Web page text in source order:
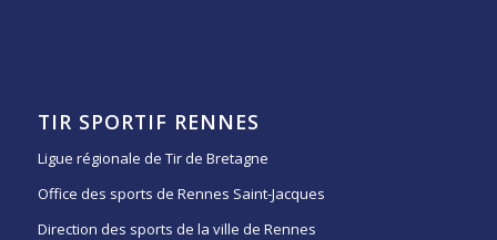
TIR SPORTIF RENNES
Ligue régionale de Tir de Bretagne
Office des sports de Rennes Saint-Jacques
Direction des sports de la ville de Rennes